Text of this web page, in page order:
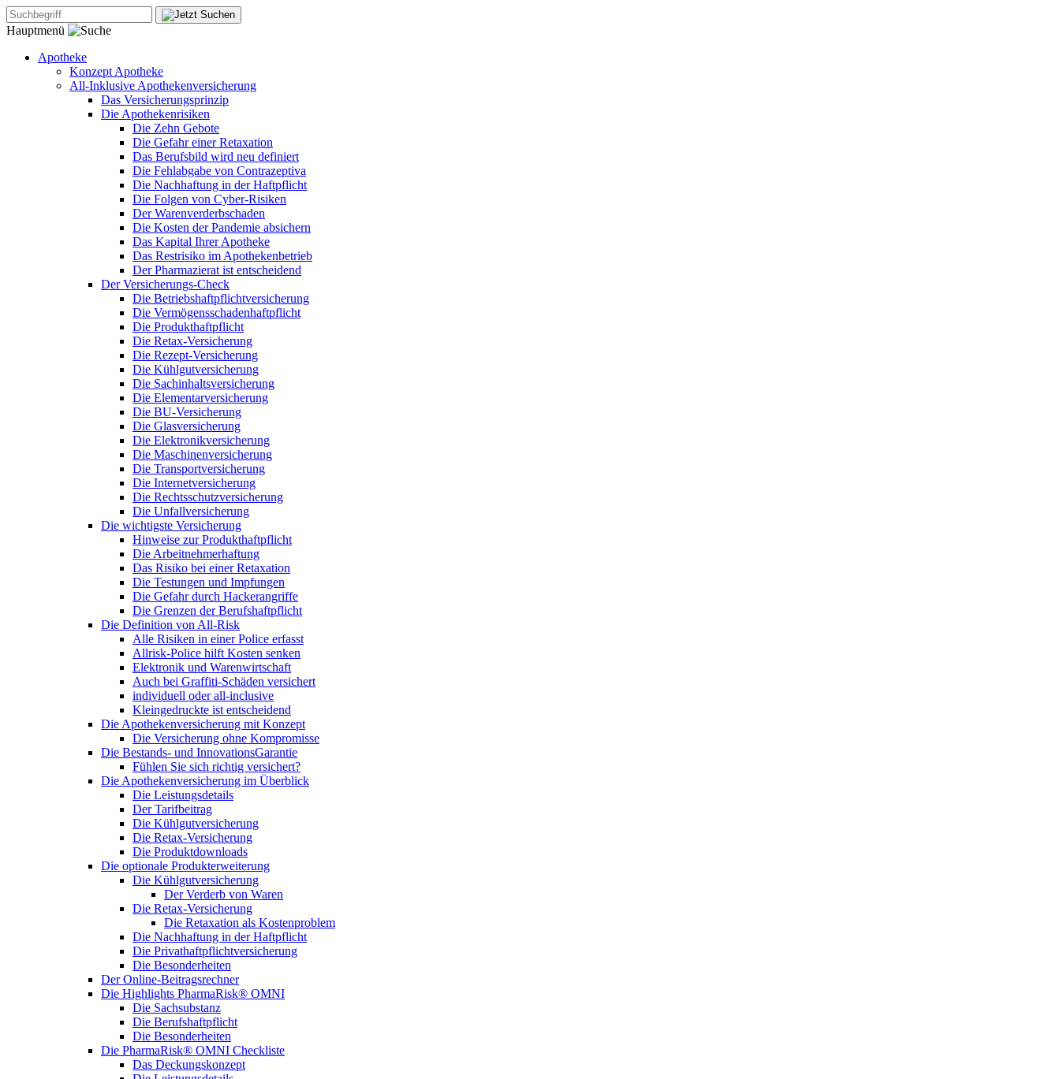
Hauptmenü
Apotheke
Konzept Apotheke
All-Inklusive Apothekenversicherung
Das Versicherungsprinzip
Die Apothekenrisiken
Die Zehn Gebote
Die Gefahr einer Retaxation
Das Berufsbild wird neu definiert
Die Fehlabgabe von Contrazeptiva
Die Nachhaftung in der Haftpflicht
Die Folgen von Cyber-Risiken
Der Warenverderbschaden
Die Kosten der Pandemie absichern
Das Kapital Ihrer Apotheke
Das Restrisiko im Apothekenbetrieb
Der Pharmazierat ist entscheidend
Der Versicherungs-Check
Die Betriebshaftpflichtversicherung
Die Vermögensschadenhaftpflicht
Die Produkthaftpflicht
Die Retax-Versicherung
Die Rezept-Versicherung
Die Kühlgutversicherung
Die Sachinhaltsversicherung
Die Elementarversicherung
Die BU-Versicherung
Die Glasversicherung
Die Elektronikversicherung
Die Maschinenversicherung
Die Transportversicherung
Die Internetversicherung
Die Rechtsschutzversicherung
Die Unfallversicherung
Die wichtigste Versicherung
Hinweise zur Produkthaftpflicht
Die Arbeitnehmerhaftung
Das Risiko bei einer Retaxation
Die Testungen und Impfungen
Die Gefahr durch Hackerangriffe
Die Grenzen der Berufshaftpflicht
Die Definition von All-Risk
Alle Risiken in einer Police erfasst
Allrisk-Police hilft Kosten senken
Elektronik und Warenwirtschaft
Auch bei Graffiti-Schäden versichert
individuell oder all-inclusive
Kleingedruckte ist entscheidend
Die Apothekenversicherung mit Konzept
Die Versicherung ohne Kompromisse
Die Bestands- und InnovationsGarantie
Fühlen Sie sich richtig versichert?
Die Apothekenversicherung im Überblick
Die Leistungsdetails
Der Tarifbeitrag
Die Kühlgutversicherung
Die Retax-Versicherung
Die Produktdownloads
Die optionale Produkterweiterung
Die Kühlgutversicherung
Der Verderb von Waren
Die Retax-Versicherung
Die Retaxation als Kostenproblem
Die Nachhaftung in der Haftpflicht
Die Privathaftpflichtversicherung
Die Besonderheiten
Der Online-Beitragsrechner
Die Highlights PharmaRisk® OMNI
Die Sachsubstanz
Die Berufshaftpflicht
Die Besonderheiten
Die PharmaRisk® OMNI Checkliste
Das Deckungskonzept